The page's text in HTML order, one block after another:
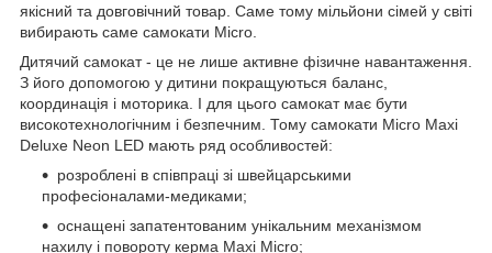
якісний та довговічний товар. Саме тому мільйони сімей у світі
вибирають саме самокати Micro.
Дитячий самокат - це не лише активне фізичне навантаження.
З його допомогою у дитини покращуються баланс,
координація і моторика. І для цього самокат має бути
високотехнологічним і безпечним. Тому самокати Micro Maxi
Deluxe Neon LED мають ряд особливостей:
розроблені в співпраці зі швейцарськими
професіоналами-медиками;
оснащені запатентованим унікальним механізмом
нахилу і повороту керма Maxi Micro;